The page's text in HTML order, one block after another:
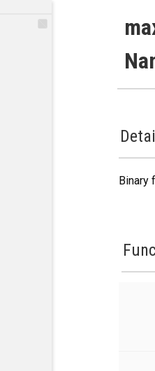
Binary